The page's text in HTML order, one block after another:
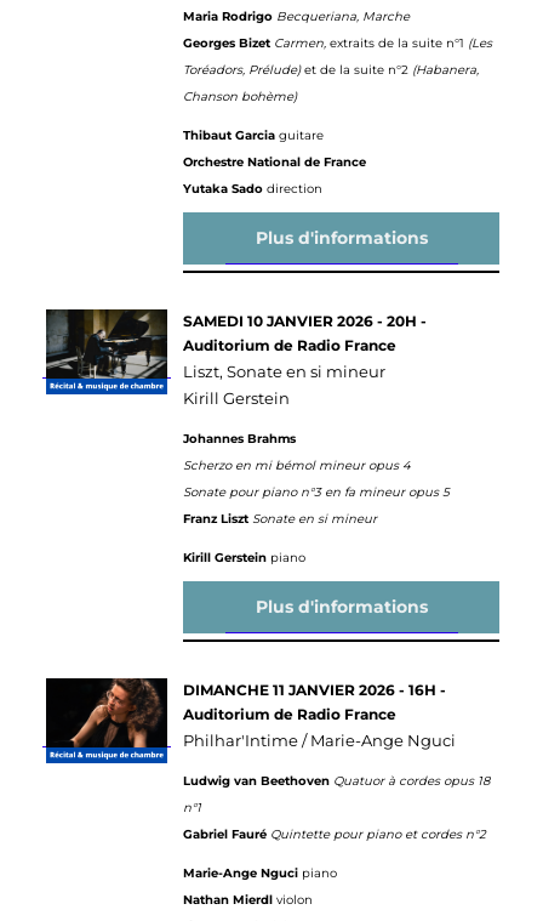
Maria Rodrigo Becqueriana, Marche
Georges Bizet Carmen,extraits de la suite n°1 (Les
Toréadors, Prélude)et de la suite n°2 (Habanera,
Chanson bohème)
Thibaut Garciaguitare
Orchestre National de France
Yutaka Sadodirection
Plus d'informations
SAMEDI 10 JANVIER 2026 - 20H -
Auditorium de Radio France
Liszt, Sonate en si mineur
Kirill Gerstein
Johannes Brahms
Scherzo en mi bémol mineur opus 4
Sonate pour piano n°3 en fa mineur opus 5
Franz Liszt Sonate en si mineur
Kirill Gerstein piano
Plus d'informations
DIMANCHE 11 JANVIER 2026 - 16H -
Auditorium de Radio France
Philhar'Intime / Marie-Ange Nguci
Ludwig van Beethoven Quatuor à cordes opus 18
n°1
Gabriel Fauré Quintette pour piano et cordes n°2
Marie-Ange Nguci piano
Nathan Mierdlviolon